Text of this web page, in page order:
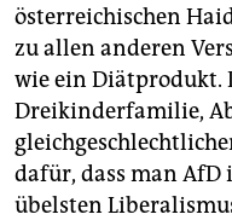
österreichischen
zu allen anderen
wie ein Diätprodukt.
Dreikinderfamilie,
dafür, dass man AfD
übelsten